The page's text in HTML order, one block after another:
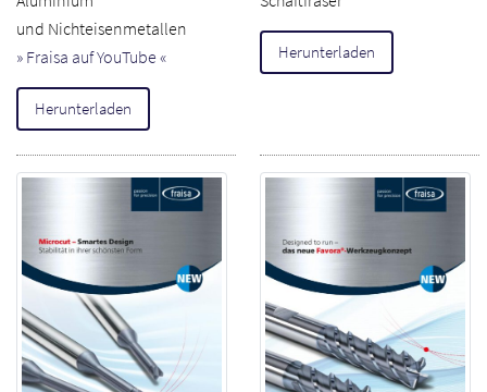
und Nichteisenmetallen
» Fraisa auf YouTube «
Herunterladen
Herunterladen